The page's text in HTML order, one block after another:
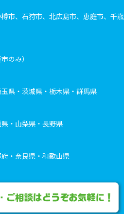
市、石狩市、北広島市、恵庭市、千歳
のみ）
県・茨城県・栃木県・群馬県
・山梨県・長野県
・奈良県・和歌山県